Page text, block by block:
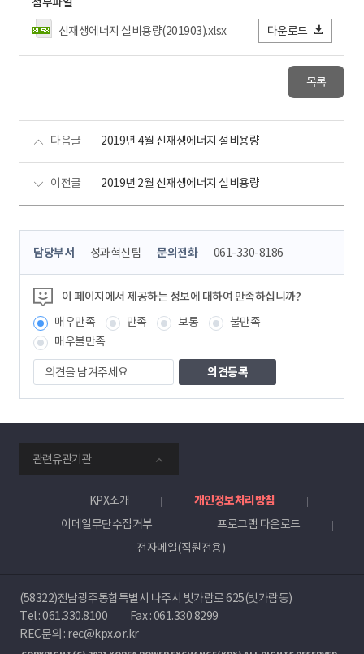
신재생에너지 설비용량(201903).xlsx
다운로드
목록
다음글 2019년 4월 신재생에너지 설비용량
이전글 2019년 2월 신재생에너지 설비용량
콘
츠
정
보
책
임
자
담당부서 성과혁신팀 문의전화 061-330-8186
이 페이지에서 제공하는 정보에 대하여 만족하십니까?
매우만족
만족 보통
불만족
매우불만족
의
견
을
겨
주
세
요
관련유관기관
KPX소개
개인정보처리방침
이메일무단수집거부
프로그램 다운로드
전자메일(직원전용)
(58322)전남광주통합특별시 나주시 빛가람로 625(빛가람동)
Tel :061.330.8100
Fax : 061.330.8299
REC문의 : rec@kpx.or.kr